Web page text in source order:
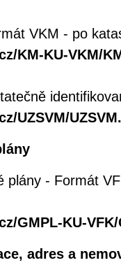
VKM - po
KM-KU-VKM/
UZSVM/
plány - Formát
GMPL-KU-
adres a